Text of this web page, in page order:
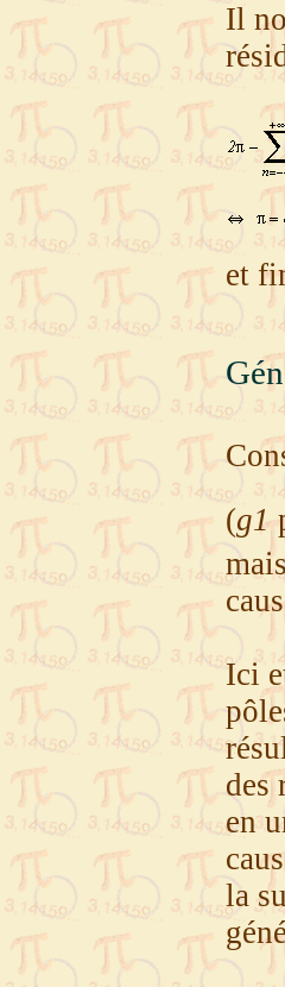
Il
et
(g1
Ici
des
en
la